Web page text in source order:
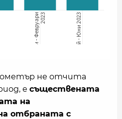
не отчита
е съществената
на
отбраната с